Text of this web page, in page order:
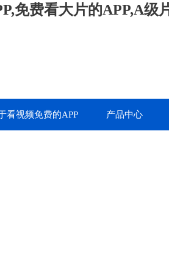
免费看大片的APP,A级
看视频免费的APP 产品中心